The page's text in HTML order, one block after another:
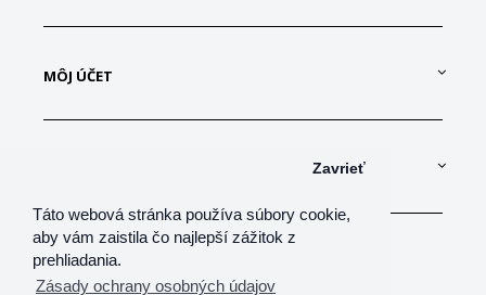
Táto webová stránka používa súbory cookie,
aby vám zaistila čo najlepší zážitok z
prehliadania.
Zásady ochrany osobných údajov
Zavrieť
MÔJ ÚČET